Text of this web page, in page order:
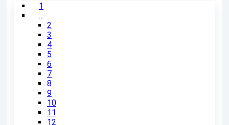
1
…
2
3
4
5
6
7
8
9
10
11
12